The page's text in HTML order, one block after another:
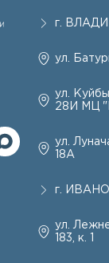
г.
ул.
ул.
28И МЦ
ул.
18А
г.
ул.
183, к. 1